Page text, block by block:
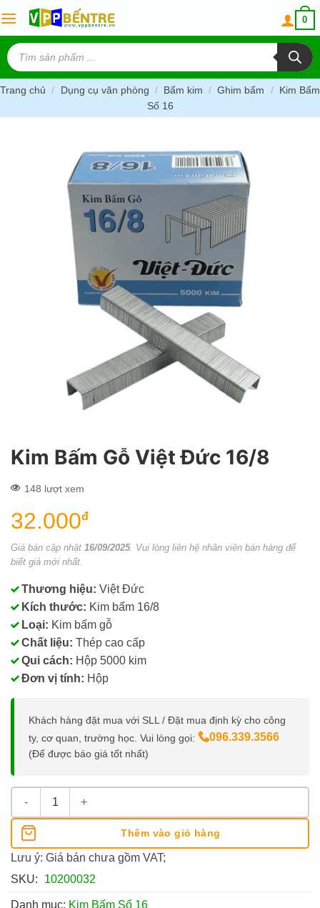
to
content
0
Tìm
kiếm
sản
phẩm
Trang chủ / Dụng cụ văn phòng / Bấm kim / Ghim bấm / Kim Bấm
Số 16
Kim Bấm Gỗ Việt Đức 16/8
148 lượt xem
32.000đ
Giá bán cập nhật 16/09/2025. Vui lòng liên hệ nhân viên bán hàng để
biết giá mới nhất.
Thương hiệu: Việt Đức
Kích thước: Kim bấm 16/8
Loại: Kim bấm gỗ
Chất liệu: Thép cao cấp
Qui cách: Hộp 5000 kim
Đơn vị tính: Hộp
Khách hàng đặt mua với SLL / Đặt mua định kỳ cho công
ty, cơ quan, trường học. Vui lòng gọi:
096.339.3566
(Để được báo giá tốt nhất)
Kim Bấm Gỗ Việt Đức 16/8 số lượng
Thêm vào giỏ hàng
Lưu ý: Giá bán chưa gồm VAT;
SKU:
10200032
Danh mục: Kim Bấm Số 16